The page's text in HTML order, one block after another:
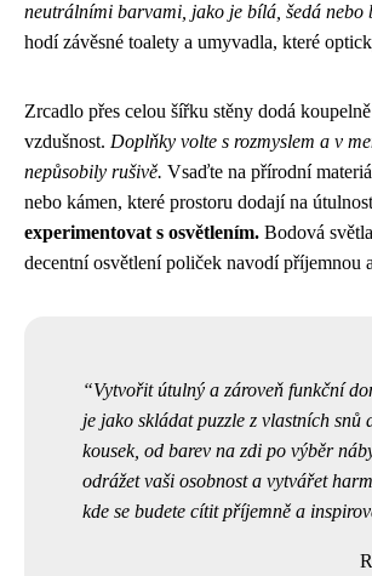
neutrálními barvami, jako je bílá, šedá nebo
hodí závěsné toalety a umyvadla, které
Zrcadlo přes celou šířku stěny dodá
vzdušnost. Doplňky volte s rozmyslem a v
nepůsobily rušivě. Vsaďte na přírodní
nebo kámen, které prostoru dodají na
experimentovat s osvětlením. Bodová
decentní osvětlení poliček navodí příjemnou
Vytvořit útulný a zároveň funkční
je jako skládat puzzle z vlastních snů
kousek, od barev na zdi po výběr
odrážet vaši osobnost a vytvářet
kde se budete cítit příjemně a